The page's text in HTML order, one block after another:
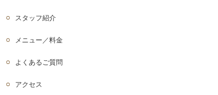
スタッフ紹介
メニュー／料金
よくあるご質問
アクセス